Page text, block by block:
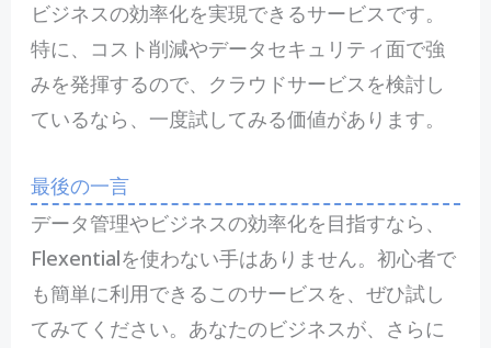
ビジネスの効率化を実現できるサービスです。
特に、コスト削減やデータセキュリティ面で強
みを発揮するので、クラウドサービスを検討し
ているなら、一度試してみる価値があります。
最後の一言
データ管理やビジネスの効率化を目指すなら、
Flexentialを使わない手はありません。初心者で
も簡単に利用できるこのサービスを、ぜひ試し
てみてください。あなたのビジネスが、さらに